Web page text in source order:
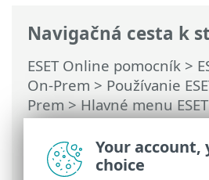
Navigačná cesta k
ESET Online pomocník >
On-Prem > Používanie
Prem>Hlavné menu
Prem> Viac >Prístupové
Používatelia> Vytvorenie
používateľa
Your account,
choice